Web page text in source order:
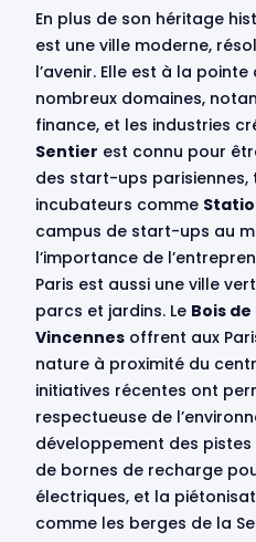
En plus de son héritage
est une ville moderne,
l’avenir. Elle est à la
nombreux domaines,
finance, et les industries
Sentier est connu pour
des start-ups parisiennes,
incubateurs comme
campus de start-ups au
l’importance de
Paris est aussi une ville
parcs et jardins. Le Bois
Vincennes offrent aux
nature à proximité du
initiatives récentes ont
respectueuse de
développement des
de bornes de recharge
électriques, et la
comme les berges de la